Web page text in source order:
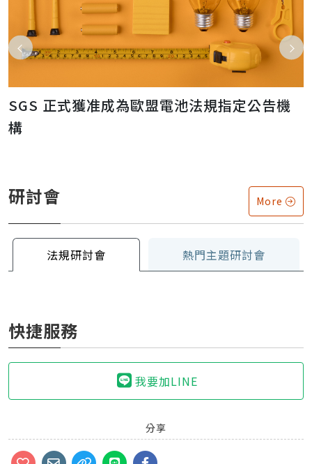
SGS 正式獲准成為歐盟電池法規指定公告機
構
研討會 More
法規研討會 熱門主題研討會
快捷服務
我要加LINE
分享